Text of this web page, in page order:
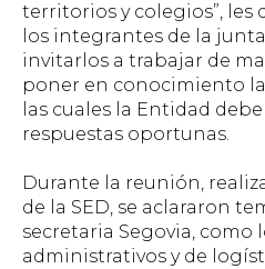
territorios y colegios”, les
los integrantes de la
invitarlos a trabajar de
poner en conocimiento
las cuales la Entidad
respuestas oportunas.
Durante la reunión,
de la SED, se aclararon
secretaria Segovia, como
administrativos y de